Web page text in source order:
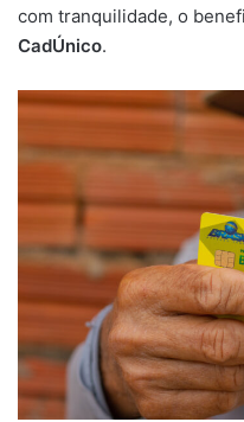
com tranquilidade, o
CadÚnico.